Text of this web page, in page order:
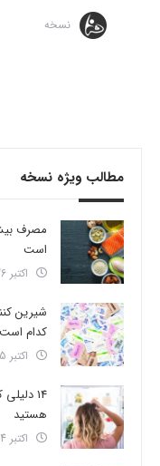
نسخه
مطالب ویژه نسخه
است
اکتبر 26, 2024
شیرین
کدام
اکتبر 25, 2024
14
هستید
اکتبر 24, 2024